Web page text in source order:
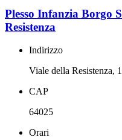
Plesso Infanzia Borgo
Resistenza
Indirizzo
Viale della Resistenza, 1
CAP
64025
Orari